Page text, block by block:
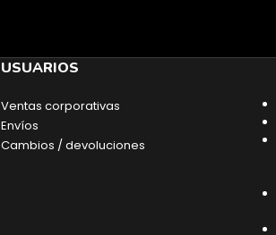
USUARIOS
Ventas corporativas
Envíos
Cambios / devoluciones